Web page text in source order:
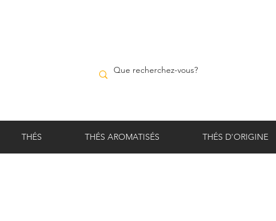
THÉS THÉS AROMATISÉS THÉS D'ORIGINE